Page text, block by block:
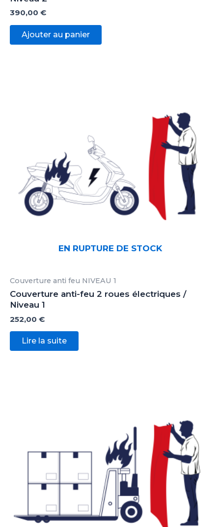
390,00 €
Ajouter au panier
EN RUPTURE DE STOCK
Couverture anti feu NIVEAU 1
Couverture anti-feu 2 roues électriques /
Niveau 1
252,00 €
Lire la suite